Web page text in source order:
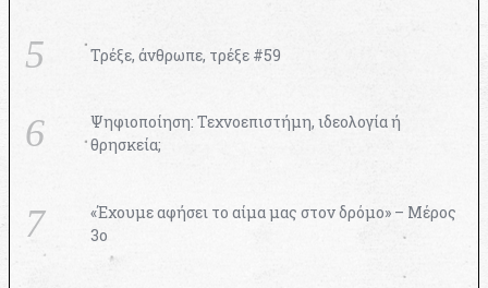
Τρέξε, άνθρωπε, τρέξε #59
Ψηφιοποίηση: Τεχνοεπιστήμη, ιδεολογία ή
θρησκεία;
«Έχουμε αφήσει το αίμα μας στον δρόμο» – Μέρος
3ο